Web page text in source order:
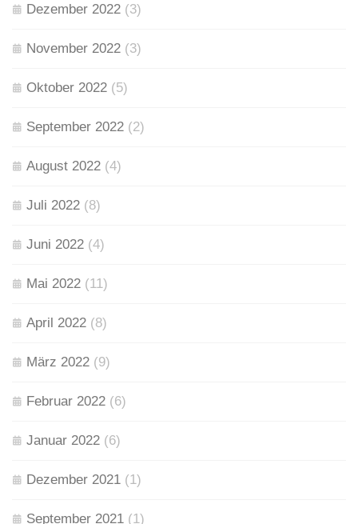
Dezember 2022 (3)
November 2022 (3)
Oktober 2022 (5)
September 2022 (2)
August 2022 (4)
Juli 2022 (8)
Juni 2022 (4)
Mai 2022 (11)
April 2022 (8)
März 2022 (9)
Februar 2022 (6)
Januar 2022 (6)
Dezember 2021 (1)
September 2021 (1)